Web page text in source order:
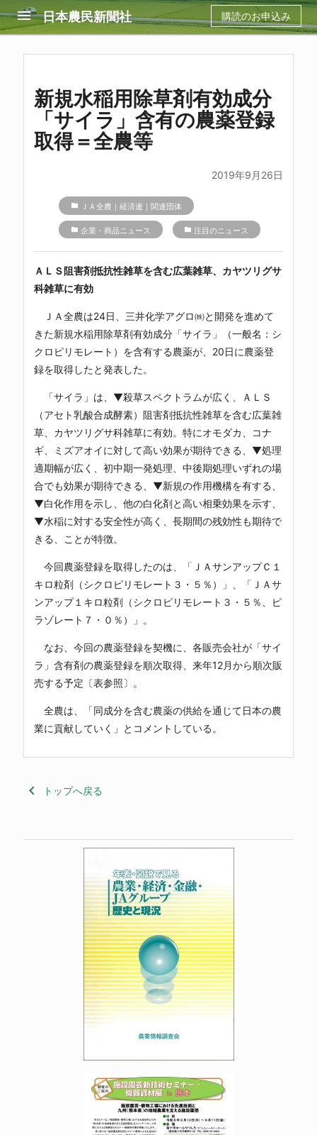
menu 日本農民新聞社 購読のお申込み
新規水稲用除草剤有効成分
「サイラ」含有の農薬登録
取得＝全農等
2019年9月26日
folder ＪＡ全農｜経済連｜関連団体
folder 企業・商品ニュース folder 注目のニュース
ＡＬＳ阻害剤抵抗性雑草を含む広葉雑草、カヤツリグサ
科雑草に有効
ＪＡ全農は24日、三井化学アグロ㈱と開発を進めて
きた新規水稲用除草剤有効成分「サイラ」（一般名：シ
クロピリモレート）を含有する農薬が、20日に農薬登
録を取得したと発表した。
「サイラ」は、▼殺草スペクトラムが広く、ＡＬＳ
（アセト乳酸合成酵素）阻害剤抵抗性雑草を含む広葉雑
草、カヤツリグサ科雑草に有効。特にオモダカ、コナ
ギ、ミズアオイに対して高い効果が期待できる、▼処理
適期幅が広く、初中期一発処理、中後期処理いずれの場
合でも効果が期待できる、▼新規の作用機構を有する、
▼白化作用を示し、他の白化剤と高い相乗効果を示す、
▼水稲に対する安全性が高く、長期間の残効性も期待で
きる、ことが特徴。
今回農薬登録を取得したのは、「ＪＡサンアップＣ１
キロ粒剤（シクロピリモレート３・５％）」、「ＪＡサ
ンアップ１キロ粒剤（シクロピリモレート３・５％、ピ
ラゾレート７・０％）」。
なお、今回の農薬登録を契機に、各販売会社が「サイ
ラ」含有剤の農薬登録を順次取得、来年12月から順次販
売する予定〔表参照〕。
全農は、「同成分を含む農薬の供給を通じて日本の農
業に貢献していく」とコメントしている。
keyboard_arrow_left トップへ戻る